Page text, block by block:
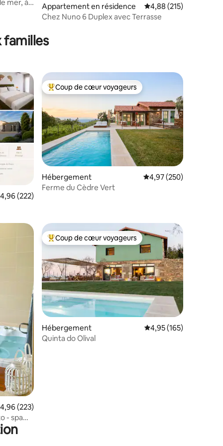
: 4,98 sur 5
mer, à
Appartement en résidence Évaluation moyenne
4,88 (215)
Chez Nuno 6 Duplex avec Terrasse
familles
: 4,91 sur 5
moyenne sur la base de 222 commentaires : 4,96 sur 5
4,96 (222)
Coups de cœur voyageurs les plus appréciés
Coup de cœur voyageurs
Hébergement Évaluation moyenne
4,97 (250)
Ferme du Cèdre Vert
: 4,98 sur 5
appréciés
moyenne sur la base de 223 commentaires : 4,96 sur 5
4,96 (223)
- spa
Coups de cœur voyageurs les plus appréciés
Coup de cœur voyageurs
Hébergement Évaluation moyenne
4,95 (165)
Quinta do Olival